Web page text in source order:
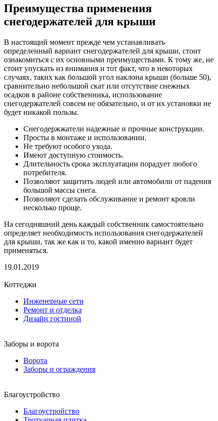
Преимущества применения
снегодержателей для крыши
В настоящий момент прежде чем устанавливать
определенный вариант снегодержателей для крыши, стоит
ознакомиться с их основными преимуществами. К тому же, не
стоит упускать из внимания и тот факт, что в некоторых
случаях, таких как большой угол наклона крыши (больше 50),
сравнительно небольшой скат или отсутствие снежных
осадков в районе собственника, использование
снегодержателей совсем не обязательно, и от их установки не
будет никакой пользы.
Снегодержжатели надежные и прочные конструкции.
Просты в монтаже и использовании.
Не требуют особого ухода.
Имеют доступную стоимость.
Длительность срока эксплуатации порадует любого
потребителя.
Позволяют защитить людей или автомобили от падения
большой массы снега.
Позволяют сделать обслуживание и ремонт кровли
несколько проще.
На сегодняшний день каждый собственник самостоятельно
определяет необходимость использования снегодержателей
для крыши, так же как и то, какой именно вариант будет
применяться.
19.01.2019
Коттеджи
Инженерные сети
Ремонт и отделка
Дизайн гостиной
Заборы и ворота
Ворота
Заборы и ограждения
Благоустройство
Благоустройство